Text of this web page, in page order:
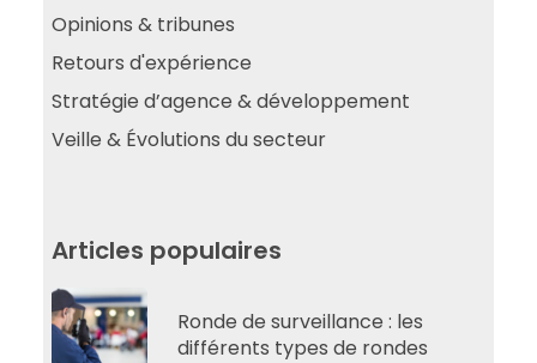
Opinions & tribunes
Retours d'expérience
Stratégie d’agence & développement
Veille & Évolutions du secteur
Articles populaires
Ronde de surveillance : les
différents types de rondes